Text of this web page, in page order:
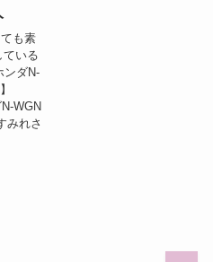
も素
ている
ンダN-
WGN
みれさ